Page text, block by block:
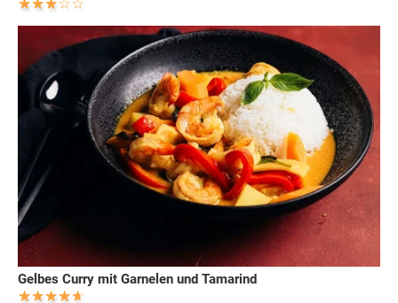
Gelbes Curry mit Garnelen und Tamarind